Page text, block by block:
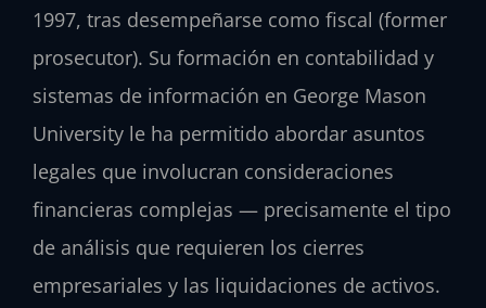
1997, tras desempeñarse como fiscal (former
prosecutor). Su formación en contabilidad y
sistemas de información en George Mason
University le ha permitido abordar asuntos
legales que involucran consideraciones
financieras complejas — precisamente el tipo
de análisis que requieren los cierres
empresariales y las liquidaciones de activos.